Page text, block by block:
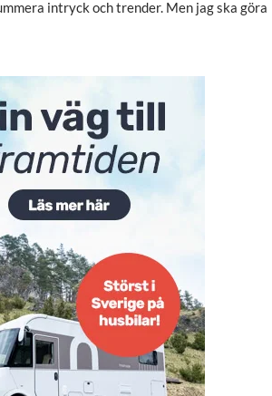
intryck och trender. Men jag ska göra